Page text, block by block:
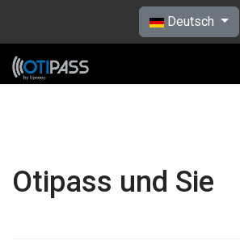
Sprache auswählen
Deutsch
Otipass und Sie